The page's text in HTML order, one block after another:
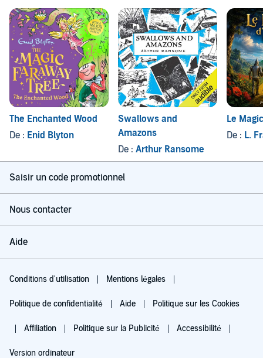
The Enchanted Wood
De : Enid Blyton
Swallows and
Amazons
De : Arthur Ransome
Le
De : L.
Saisir un code promotionnel
Nous contacter
Aide
Conditions d'utilisation Mentions légales
Politique de confidentialité Aide Politique sur les Cookies
Affiliation Politique sur la Publicité Accessibilité
Version ordinateur